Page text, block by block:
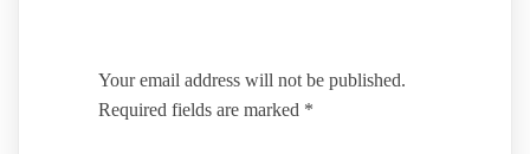
Your email address will not be published.
Required fields are marked *